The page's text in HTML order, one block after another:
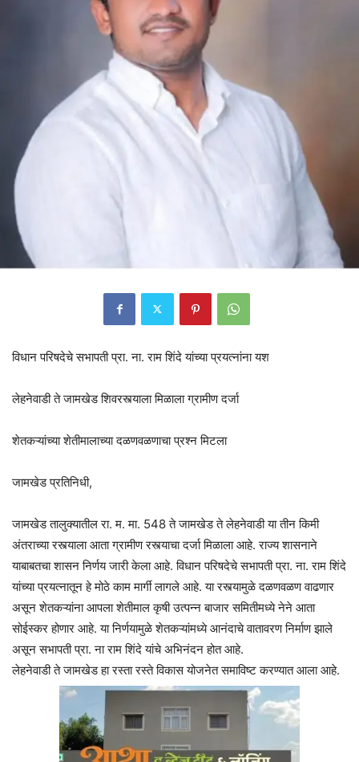
विधान परिषदेचे सभापती प्रा. ना. राम शिंदे यांच्या प्रयत्नांना यश
लेहनेवाडी ते जामखेड शिवरस्त्याला मिळाला ग्रामीण दर्जा
शेतकऱ्यांच्या शेतीमालाच्या दळणवळणाचा प्रश्न मिटला
जामखेड प्रतिनिधी,
जामखेड तालुक्यातील रा. म. मा. 548 ते जामखेड ते लेहनेवाडी या तीन किमी
अंतराच्या रस्त्याला आता ग्रामीण रस्त्याचा दर्जा मिळाला आहे. राज्य शासनाने
याबाबतचा शासन निर्णय जारी केला आहे. विधान परिषदेचे सभापती प्रा. ना. राम शिंदे
यांच्या प्रयत्नातून हे मोठे काम मार्गी लागले आहे. या रस्त्यामुळे दळणवळण वाढणार
असून शेतकऱ्यांना आपला शेतीमाल कृषी उत्पन्न बाजार समितीमध्ये नेने आता
सोईस्कर होणार आहे. या निर्णयामुळे शेतकऱ्यांमध्ये आनंदाचे वातावरण निर्माण झाले
असून सभापती प्रा. ना राम शिंदे यांचे अभिनंदन होत आहे.
लेहनेवाडी ते जामखेड हा रस्ता रस्ते विकास योजनेत समाविष्ट करण्यात आला आहे.